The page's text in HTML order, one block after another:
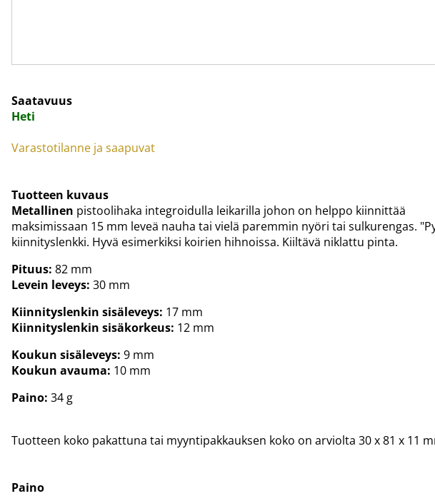
Saatavuus
Heti
Varastotilanne ja saapuvat
Tuotteen kuvaus
Metallinen pistoolihaka integroidulla leikarilla johon on helppo kiinnittää
maksimissaan 15 mm leveä nauha tai vielä paremmin nyöri tai sulkurengas.
kiinnityslenkki. Hyvä esimerkiksi koirien hihnoissa. Kiiltävä niklattu pinta.
Pituus: 82 mm
Levein leveys: 30 mm
Kiinnityslenkin sisäleveys: 17 mm
Kiinnityslenkin sisäkorkeus: 12 mm
Koukun sisäleveys: 9 mm
Koukun avauma: 10 mm
Paino: 34 g
Tuotteen koko pakattuna tai myyntipakkauksen koko on arviolta 30 x 81 x 11
Paino